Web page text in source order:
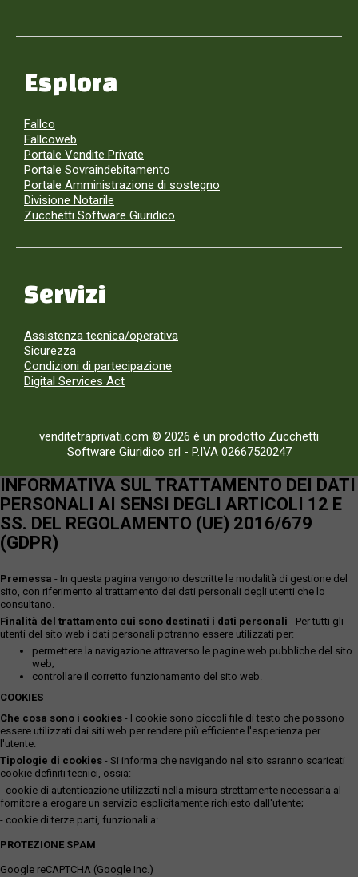
Esplora
Fallco
Fallcoweb
Portale Vendite Private
Portale Sovraindebitamento
Portale Amministrazione di sostegno
Divisione Notarile
Zucchetti Software Giuridico
Servizi
Assistenza tecnica/operativa
Sicurezza
Condizioni di partecipazione
Digital Services Act
venditetraprivati.com © 2026 è un prodotto Zucchetti
Software Giuridico srl - P.IVA 02667520247
INFORMATIVA SUL TRATTAMENTO DEI DATI
PERSONALI AI SENSI DEGLI ARTICOLI 12 E
SS. DEL REGOLAMENTO (UE) 2016/679
(GDPR)
Premessa - In questa pagina vengono descritte le modalità di gestione del
sito, con riferimento al trattamento dei dati personali degli utenti che lo
consultano.
Finalità del trattamento cui sono destinati i dati personali - Per tutti gli
utenti del sito web i dati personali potranno essere utilizzati per:
permettere la navigazione attraverso le pagine web pubbliche del sito
web;
controllare il corretto funzionamento del sito web.
COOKIES
Che cosa sono i cookies - I cookie sono piccoli file di testo che possono
essere utilizzati dai siti web per rendere più efficiente l'esperienza per
l'utente.
Tipologie di cookies - Si informa che navigando nel sito saranno scaricati
cookie definiti tecnici, ossia:
- cookie di autenticazione utilizzati nella misura strettamente necessaria al
fornitore a erogare un servizio esplicitamente richiesto dall'utente;
- cookie di terze parti, funzionali a:
PROTEZIONE SPAM
Google reCAPTCHA (Google Inc.)